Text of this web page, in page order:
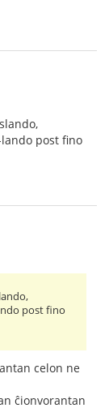
post fino
post fino
celon ne
ĉionvorantan